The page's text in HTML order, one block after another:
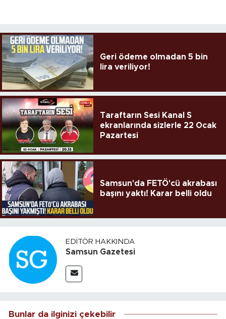
Geri ödeme olmadan 5 bin
lira veriliyor!
Taraftarın Sesi Kanal S
ekranlarında sizlerle 22 Ocak
Pazartesi
Samsun'da FETÖ'cü akrabası
başını yaktı! Karar belli oldu
EDITÖR HAKKINDA
Samsun Gazetesi
Bunlar da ilginizi çekebilir